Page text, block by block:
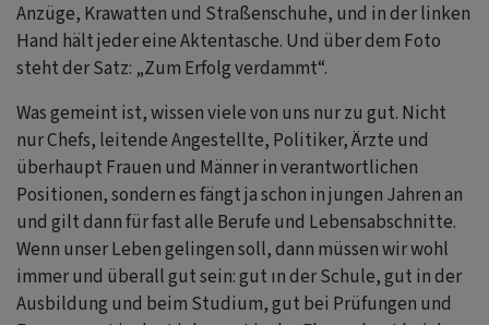
Anzüge, Krawatten und Straßenschuhe, und in der linken
Hand hält jeder eine Aktentasche. Und über dem Foto
steht der Satz: „Zum Erfolg verdammt“.
Was gemeint ist, wissen viele von uns nur zu gut. Nicht
nur Chefs, leitende Angestellte, Politiker, Ärzte und
überhaupt Frauen und Männer in verantwortlichen
Positionen, sondern es fängt ja schon in jungen Jahren an
und gilt dann für fast alle Berufe und Lebensabschnitte.
Wenn unser Leben gelingen soll, dann müssen wir wohl
immer und überall gut sein: gut ın der Schule, gut in der
Ausbildung und beim Studium, gut bei Prüfungen und